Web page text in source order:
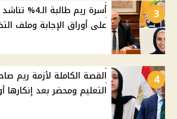
3
أسرة ريم
على أوراق الإجابة وملف
4
التعليم ومحضر بعد إنكارها